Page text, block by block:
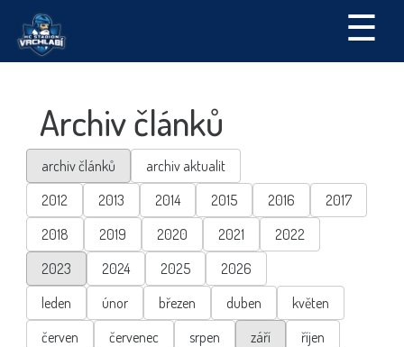
☰
Archiv článků
archiv článků
archiv aktualit
2012
2013 2014 2015 2016
2017
2018
2019 2020 2021
2022
2023
2024 2025
2026
leden
únor březen duben
květen
červen
červenec srpen září
říjen